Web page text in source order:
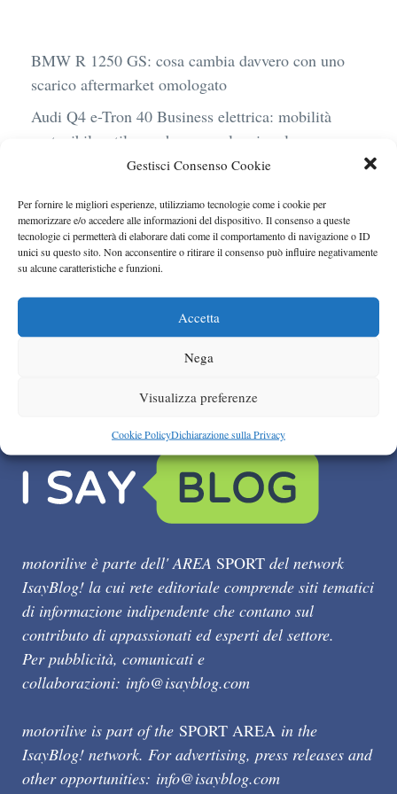
Gestisci Consenso Cookie
Per fornire le migliori esperienze, utilizziamo tecnologie come i cookie per
memorizzare e/o accedere alle informazioni del dispositivo. Il consenso a queste
tecnologie ci permetterà di elaborare dati come il comportamento di navigazione o ID
unici su questo sito. Non acconsentire o ritirare il consenso può influire negativamente
su alcune caratteristiche e funzioni.
Accetta
Nega
Visualizza preferenze
Cookie PolicyDichiarazione sulla Privacy
BMW R 1250 GS: cosa cambia davvero con uno
scarico aftermarket omologato
Audi Q4 e-Tron 40 Business elettrica: mobilità
sostenibile, stile, anche con noleggio a lungo
Ufficiale l’arrivo degli stop lampeggianti
obbligatori in Italia
Le caratteristiche del motore Turbo 100 di
Peugeot
aspetti al momento del ritiro
motorilive è parte dell' AREA SPORT del network
IsayBlog! la cui rete editoriale comprende siti tematici
di informazione indipendente che contano sul
contributo di appassionati ed esperti del settore.
Per pubblicità, comunicati e
collaborazioni: info@isayblog.com
motorilive is part of the SPORT AREA in the
IsayBlog! network. For advertising, press releases and
other opportunities: info@isayblog.com